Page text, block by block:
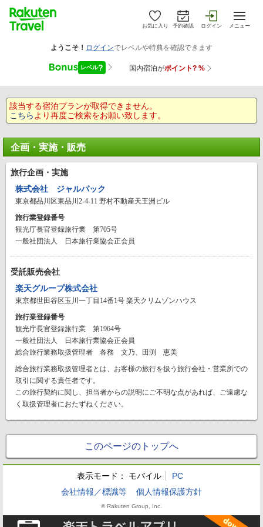
お気に入り 予約確認 ログイン メニュー
該当する宿泊プランが取得できません。
こちら より再度ご検索をお願い致します。
企画・実施・販売
旅行企画・実施
株式会社 ジャルパック
東京都品川区東品川2-4-11 野村不動産天王洲ビル
旅行業登録番号
観光庁長官登録旅行業 第705号
一般社団法人 日本旅行業協会正会員
受託販売会社
楽天グループ株式会社
東京都世田谷区玉川一丁目14番1号 楽天クリムゾンハウス
旅行業登録番号
観光庁長官登録旅行業 第1964号
一般社団法人 日本旅行業協会正会員
総合旅行業務取扱管理者 各務 文乃、田渕 恵美
総合旅行業務取扱管理者とは、お客様の旅行を扱う旅行会社・営業所での
取引に関する責任者です。
この旅行契約に関し、担当者からの説明にご不明な点があれば、ご遠慮な
く取扱管理者におたずねください。
このページのトップへ
表示モード： モバイル
PC
会社情報／標識等
個人情報保護方針
© Rakuten Group, Inc.